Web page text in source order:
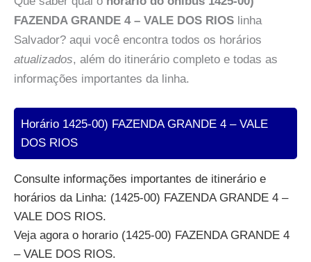
FAZENDA GRANDE 4 – VALE DOS RIOS linha
Salvador? aqui você encontra todos os horários
atualizados, além do itinerário completo e todas as
informações importantes da linha.
Horário 1425-00) FAZENDA GRANDE 4 – VALE
DOS RIOS
Consulte informações importantes de itinerário e
horários da Linha: (1425-00) FAZENDA GRANDE 4 –
VALE DOS RIOS.
Veja agora o horario (1425-00) FAZENDA GRANDE 4
– VALE DOS RIOS.